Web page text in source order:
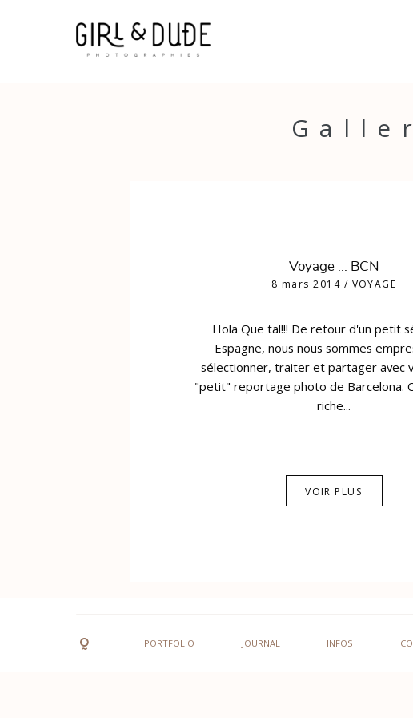
Voyage ::: BCN
8 mars 2014 / VOYAGE
Hola Que tal!!! De retour d'un petit
Espagne, nous nous sommes
sélectionner, traiter et partager avec
"petit" reportage photo de Barcelona.
riche...
VOIR PLUS
PORTFOLIO JOURNAL INFOS